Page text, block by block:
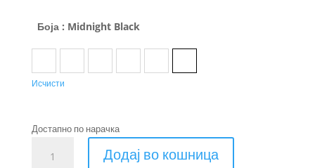
Боја : Midnight Black
Исчисти
Достапно по нарачка
Yepp
Додај во кошница